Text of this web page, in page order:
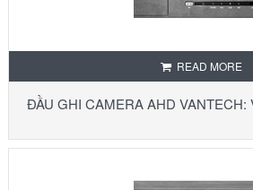
READ MORE
ĐẦU GHI CAMERA AHD VANTECH: